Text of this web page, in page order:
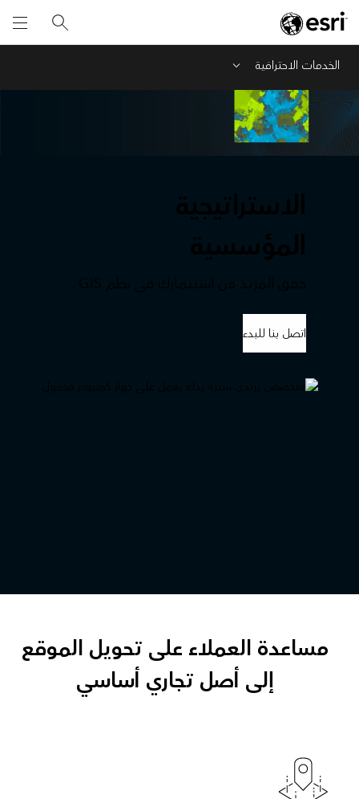
الخدمات الاحترافية Menu
اتصل بنا للبدء
مساعدة العملاء على تحويل الموقع
إلى أصل تجاري أساسي